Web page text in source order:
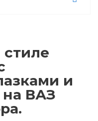
и
ВАЗ